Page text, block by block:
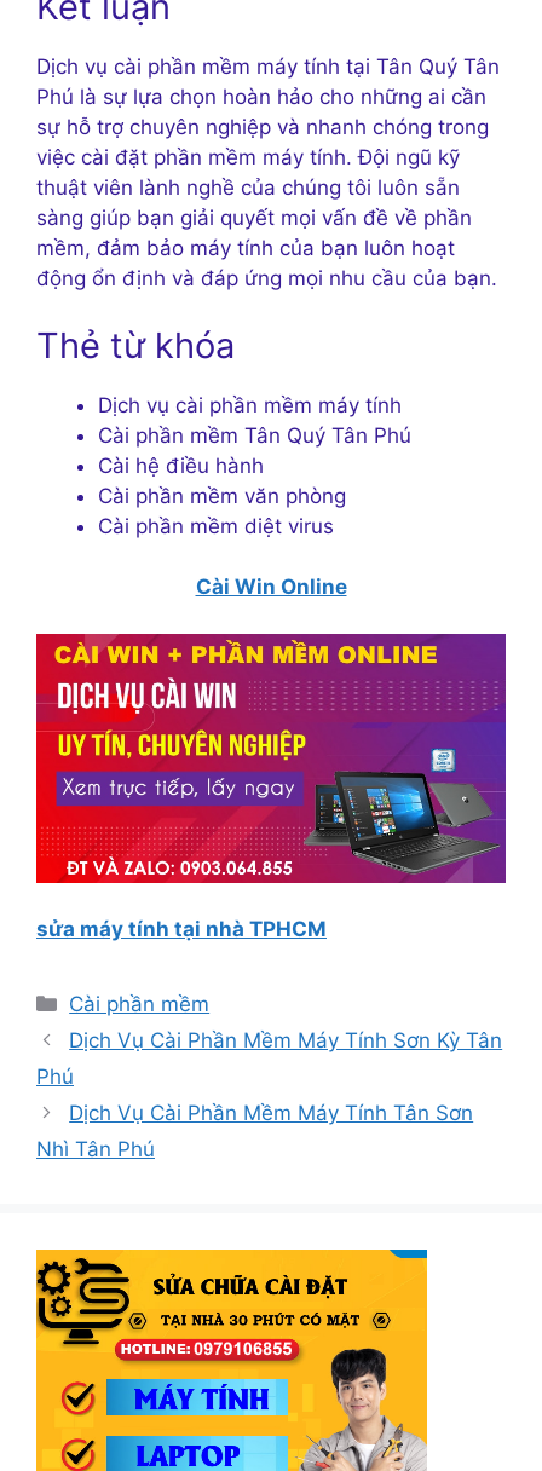
Dịch vụ cài phần mềm máy tính tại Tân Quý Tân
Phú là sự lựa chọn hoàn hảo cho những ai cần
sự hỗ trợ chuyên nghiệp và nhanh chóng trong
việc cài đặt phần mềm máy tính. Đội ngũ kỹ
thuật viên lành nghề của chúng tôi luôn sẵn
sàng giúp bạn giải quyết mọi vấn đề về phần
mềm, đảm bảo máy tính của bạn luôn hoạt
động ổn định và đáp ứng mọi nhu cầu của bạn.
Thẻ từ khóa
Dịch vụ cài phần mềm máy tính
Cài phần mềm Tân Quý Tân Phú
Cài hệ điều hành
Cài phần mềm văn phòng
Cài phần mềm diệt virus
Cài Win Online
sửa máy tính tại nhà TPHCM
Danh
mục
Cài phần mềm
Dịch Vụ Cài Phần Mềm Máy Tính Sơn Kỳ Tân
Phú
Dịch Vụ Cài Phần Mềm Máy Tính Tân Sơn
Nhì Tân Phú